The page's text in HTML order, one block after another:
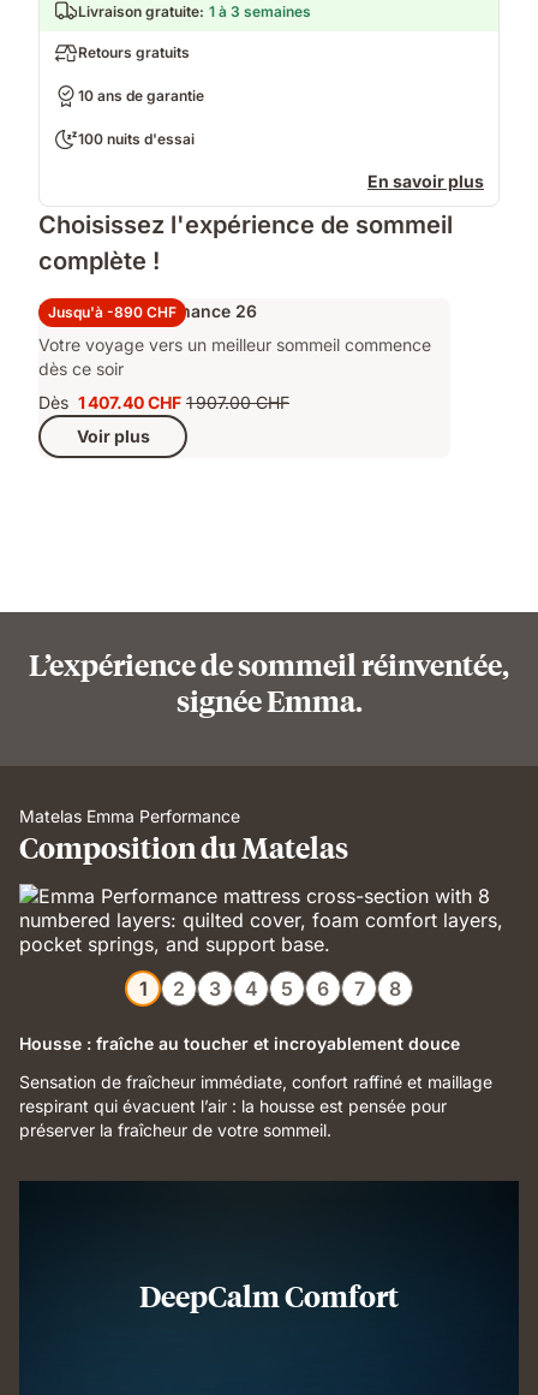
Livraison gratuite: 1 à 3 semaines
Retours gratuits
10 ans de garantie
100 nuits d'essai
En savoir plus
Choisissez l'expérience de sommeil
complète !
Jusqu'à -890 CHF
Ensemble Performance 26
Votre voyage vers un meilleur sommeil commence
dès ce soir
Dès Prix
1 407.40 CHF
1 407.40 CHF Prix
d'origine
1 907.00 CHF
Voir plus
L’expérience de sommeil réinventée,
signée Emma.
Matelas Emma Performance
Composition du Matelas
1 2 3 4 5 6 7 8
Housse : fraîche au toucher et incroyablement douce
Sensation de fraîcheur immédiate, confort raffiné et maillage
respirant qui évacuent l’air : la housse est pensée pour
préserver la fraîcheur de votre sommeil.
DeepCalm Comfort